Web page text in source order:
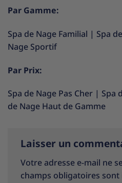
Par Gamme:
Spa de Nage Familial | Spa
Nage Sportif
Par Prix:
Spa de Nage Pas Cher | Spa
de Nage Haut de Gamme
Laisser un
Votre adresse e-mail ne
champs obligatoires sont